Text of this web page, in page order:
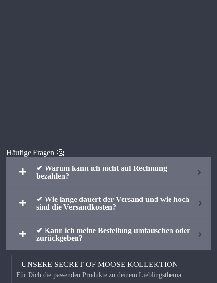
Häufige Fragen 🤔
✔ Warum kann ich nicht auf Rechnung
bezahlen?
✔ Wie lange dauert der Versand und wie hoch
sind die Versandkosten?
✔ Kann ich meine Bestellung umtauschen oder
zurückgeben?
UNSERE SECRET OF MOOSE KOLLEKTION
Für Dich die passenden Produkte zu deinem Lieblingsthema.